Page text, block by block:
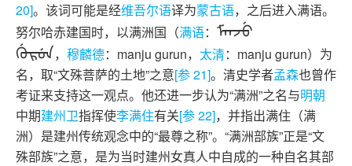
20]。该词可能是经维吾尔语译为蒙古语，之后进入满语。
努尔哈赤建国时，以满洲国（满语： ᠮᠠᠨᠵᡠ
ᡤᡠᡵᡠᠨ， 穆麟德： manju gurun， 太清： manju gurun）为
名，取“文殊菩萨的土地”之意[参 21]。清史学者孟森也曾作
考证来支持这一观点。他还进一步认为“满洲”之名与明朝
中期建州卫指挥使李满住有关[参 22]，并指出满住（满
洲）是建州传统观念中的“最尊之称”。“满洲部族”正是“文
殊部族”之意，是为当时建州女真人中自成的一种自名其部